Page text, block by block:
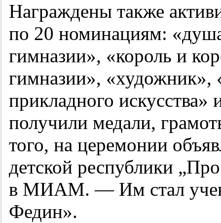
Награждены также
по 20 номинациям:
гимназии», «король и
гимназии», «художник»,
прикладного
получили медали,
того, на церемонии
детской республики
в МИАМ. — Им стал
Федин».